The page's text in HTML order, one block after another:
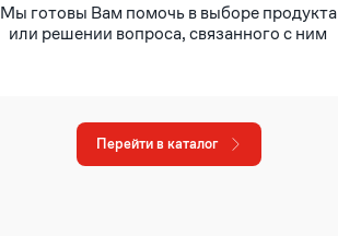
Мы готовы Вам помочь в выборе продукта
или решении вопроса, связанного с ним
Перейти в каталог